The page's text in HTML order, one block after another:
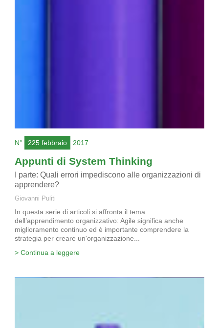
N° 225 febbraio 2017
Appunti di System Thinking
I parte: Quali errori impediscono alle organizzazioni di
apprendere?
Giovanni Puliti
In questa serie di articoli si affronta il tema
dell’apprendimento organizzativo: Agile significa anche
miglioramento continuo ed è importante comprendere la
strategia per creare un'organizzazione...
> Continua a leggere